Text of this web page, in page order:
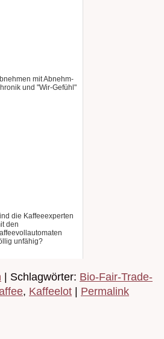
mit Abnehm-
und "Wir-Gefühl"
die Kaffeeexperten
den
unfähig?
| Schlagwörter: Bio-Fair-Trade-
, Kaffeelot | Permalink